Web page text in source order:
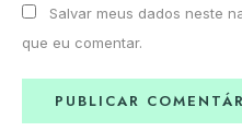
Salvar meus dados neste
que eu comentar.